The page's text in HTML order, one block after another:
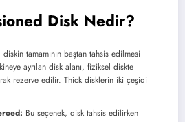
Disk Nedir?
diskin tamamının baştan tahsis edilmesi
ayrılan disk alanı, fiziksel diskte
rezerve edilir. Thick disklerin iki çeşidi
Bu seçenek, disk tahsis edilirken